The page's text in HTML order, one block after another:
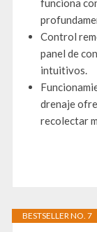
funciona
Control
panel de
intuitivos.
drenaje
recolectar
BESTSELLER NO. 7